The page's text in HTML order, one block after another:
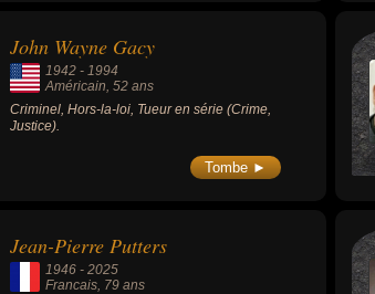
John Wayne Gacy
1942 - 1994
Américain , 52 ans
Criminel, Hors-la-loi, Tueur en série (Crime,
Justice).
Tombe ►
Jean-Pierre Putters
1946 - 2025
Francais, 79 ans